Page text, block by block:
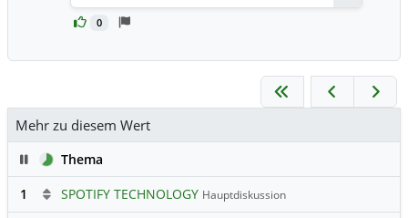
0
Mehr zu diesem Wert
PauseThema
1
SPOTIFY TECHNOLOGY Hauptdiskussion